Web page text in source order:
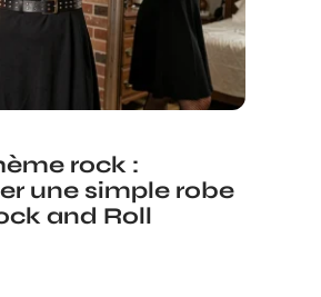
rock :
une simple robe
and Roll